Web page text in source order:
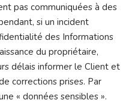
pas communiquées à des
si un incident
des Informations
du propriétaire,
délais informer le Client et
corrections prises. Par
« données sensibles ».